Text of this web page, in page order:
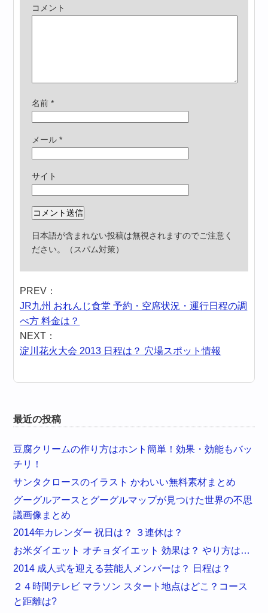
コメント
名前*
メール*
サイト
日本語が含まれない投稿は無視されますのでご注意く
ださい。（スパム対策）
PREV：
JR九州 おれんじ食堂 予約・空席状況・運行日程の調
べ方 料金は？
NEXT：
淀川花火大会 2013 日程は？ 穴場スポット情報
最近の投稿
豆腐クリームの作り方はホント簡単！効果・効能もバッ
チリ！
サンタクロースのイラスト かわいい無料素材まとめ
グーグルアースとグーグルマップが見つけた世界の不思
議画像まとめ
2014年カレンダー 祝日は？ ３連休は？
お米ダイエット オチョダイエット 効果は？ やり方は…
2014 成人式を迎える芸能人メンバーは？ 日程は？
２４時間テレビ マラソン スタート地点はどこ？コース
と距離は?